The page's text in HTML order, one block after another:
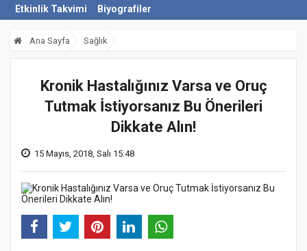
Etkinlik Takvimi
Biyografiler
Ana Sayfa Sağlık
Kronik Hastalığınız Varsa ve Oruç
Tutmak İstiyorsanız Bu Önerileri
Dikkate Alın!
15 Mayıs, 2018, Salı 15:48